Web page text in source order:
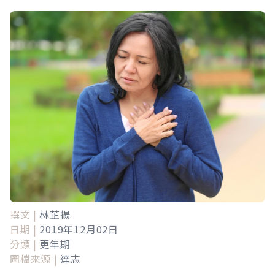
撰文 | 林芷揚
日期 | 2019年12月02日
分類 | 更年期
圖檔來源 | 達志